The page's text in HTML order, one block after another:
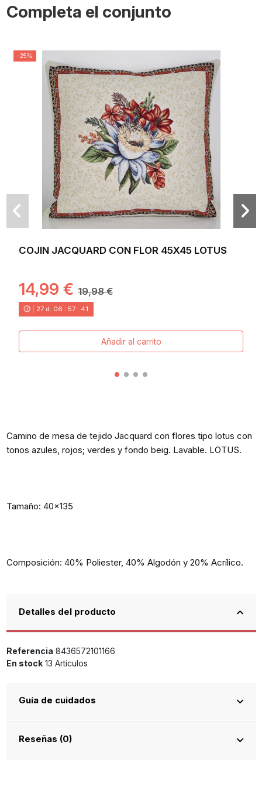
Completa el conjunto
-25%
COJIN JACQUARD CON FLOR 45X45 LOTUS
14,99 € 19,98 €
27 d. 06 : 57 : 40
Añadir al carrito
Camino de mesa de tejido Jacquard con flores tipo lotus con
tonos azules, rojos; verdes y fondo beig. Lavable. LOTUS.
Tamaño: 40x135
Composición: 40% Poliester, 40% Algodón y 20% Acrílico.
Detalles del producto
Referencia 8436572101166
En stock 13 Artículos
Guía de cuidados
Reseñas (0)